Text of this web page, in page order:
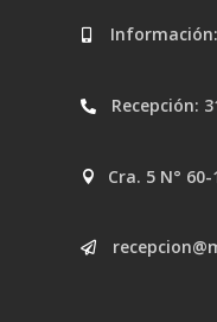
 Información:
 Recepción:
 Cra. 5 N°
